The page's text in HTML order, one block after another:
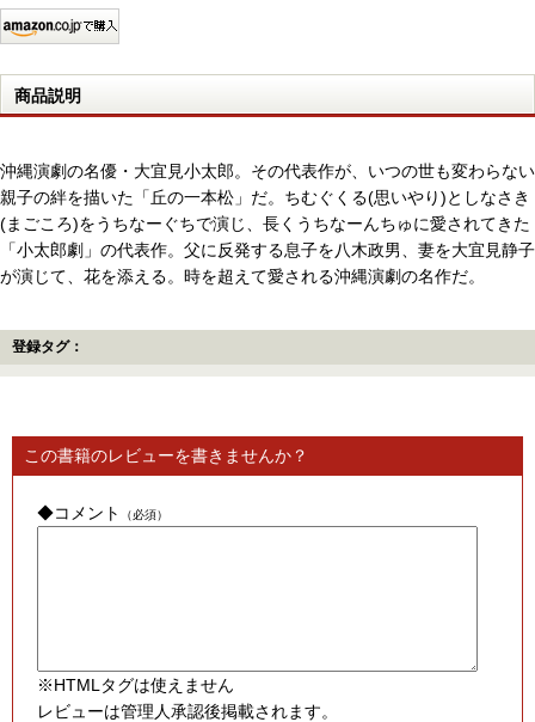
商品説明
沖縄演劇の名優・大宜見小太郎。その代表作が、いつの世も変わらない
親子の絆を描いた「丘の一本松」だ。ちむぐくる(思いやり)としなさき
(まごころ)をうちなーぐちで演じ、長くうちなーんちゅに愛されてきた
「小太郎劇」の代表作。父に反発する息子を八木政男、妻を大宜見静子
が演じて、花を添える。時を超えて愛される沖縄演劇の名作だ。
登録タグ：
この書籍のレビューを書きませんか？
◆コメント （必須）
※HTMLタグは使えません
レビューは管理人承認後掲載されます。